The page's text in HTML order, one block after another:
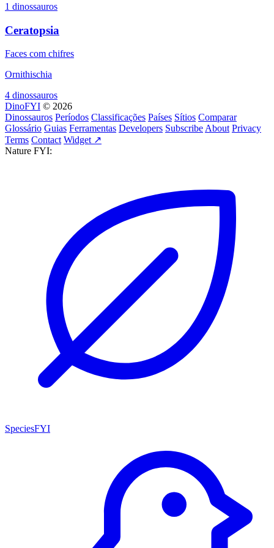
1 dinossauros
Ceratopsia
Faces com chifres
Ornithischia
4 dinossauros
DinoFYI © 2026
Dinossauros Períodos Classificações Países Sítios Comparar
Glossário Guias Ferramentas Developers SubscribeAbout Privacy
Terms Contact Widget ↗
Nature FYI:
SpeciesFYI